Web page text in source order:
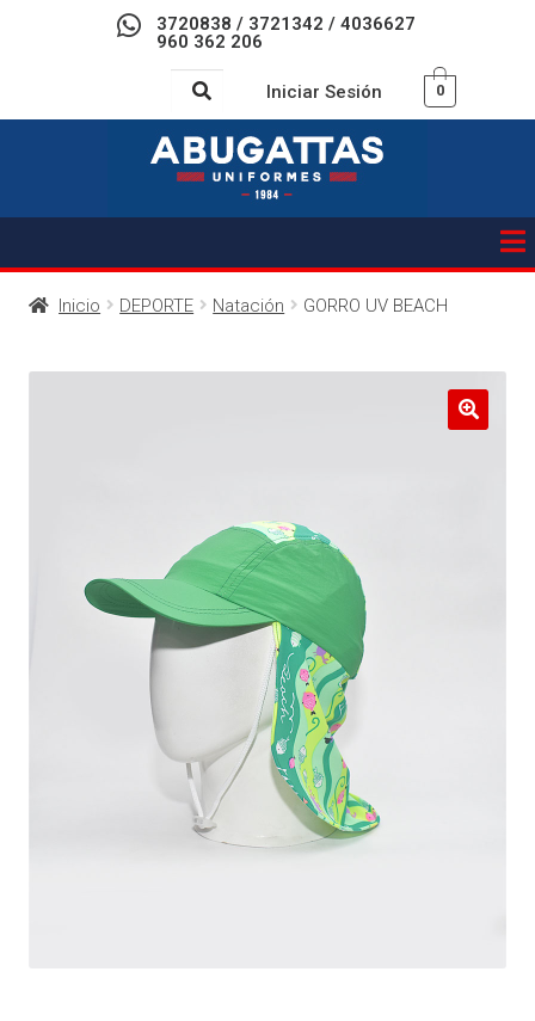
3720838 / 3721342 / 4036627
960 362 206
Iniciar Sesión 0
Inicio DEPORTE Natación GORRO UV BEACH